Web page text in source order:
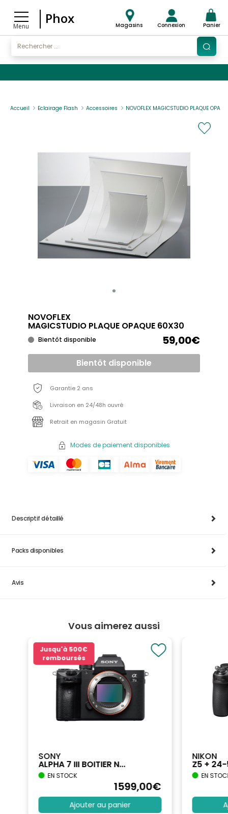
Menu
Phox Magasins Connexion Panier
Accueil Eclairage Flash Accessoires NOVOFLEX MAGICSTUDIO PLAQUE
NOVOFLEX
MAGICSTUDIO PLAQUE OPAQUE 60X30
Bientôt disponible 59,00€
Bientôt disponible
Garantie 2 ans
Livraison en 24/48h ouvré
Retrait en magasin Gratuit
Modes de paiement disponibles
Descriptif détaillé
Packs disponibles
Avis
Vous aimerez aussi
Jusqu'à 500€
remboursés
SONY
ALPHA 7 III BOITIER N...
EN STOCK
1599,00€
Ajouter au panier
NIKON
Z5 +
EN